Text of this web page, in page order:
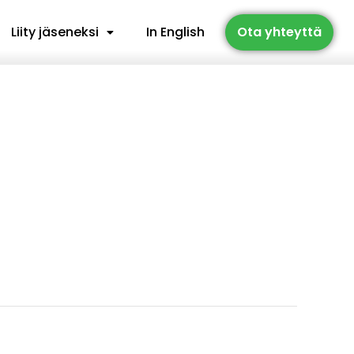
Liity jäseneksi In English Ota yhteyttä